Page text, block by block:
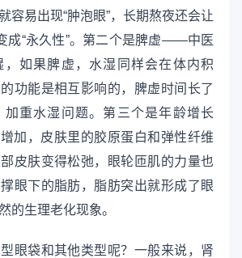
容易出现“肿泡眼”，长期熬夜还会让
成“永久性”。第二个是脾虚——中医
，如果脾虚，水湿同样会在体内积
功能是相互影响的，脾虚时间长了
加重水湿问题。第三个是年龄增长
加，皮肤里的胶原蛋白和弹性纤维
皮肤变得松弛，眼轮匝肌的力量也
眼下的脂肪，脂肪突出就形成了眼
的生理老化现象。
眼袋和其他类型呢？一般来说，肾